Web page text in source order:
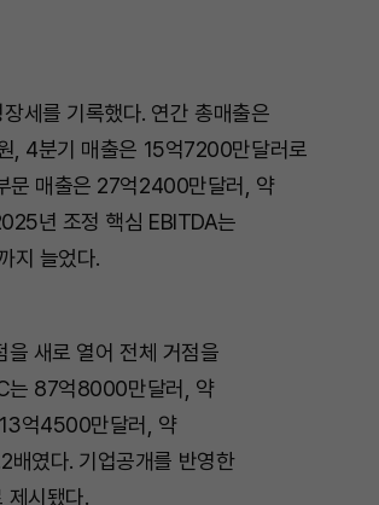
세를 기록했다. 연간 총매출은
4분기 매출은 15억7200만달러로
문 매출은 27억2400만달러, 약
년 조정 핵심 EBITDA는
지 늘었다.
새로 열어 전체 거점을
는 87억8000만달러, 약
억4500만달러, 약
였다. 기업공개를 반영한
제시됐다.